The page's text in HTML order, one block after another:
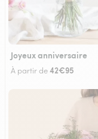
Joyeux anniversaire
À partir de42€95